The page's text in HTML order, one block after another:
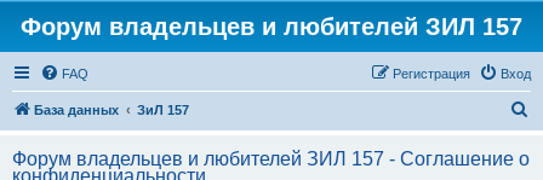
Форум владельцев и любителей ЗИЛ 157
FAQ Вход
Регистрация
База данных ЗиЛ 157
Форум владельцев и любителей ЗИЛ 157 - Соглашение о
конфиденциальности